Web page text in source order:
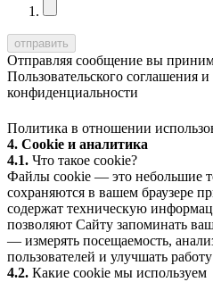
Отправляя сообщение вы
Пользовательского соглашения и
конфиденциальности
Политика в отношении
4. Cookie и аналитика
4.1. Что такое cookie?
Файлы cookie — это небольшие
сохраняются в вашем браузере
содержат техническую
позволяют Сайту запоминать
— измерять посещаемость,
пользователей и улучшать
4.2. Какие cookie мы используем